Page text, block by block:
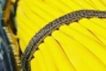
5
490,000 تومان